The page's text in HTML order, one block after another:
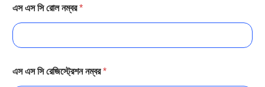
এস এস সি রোল নম্বর*
এস এস সি রেজিস্ট্রেশন নম্বর*